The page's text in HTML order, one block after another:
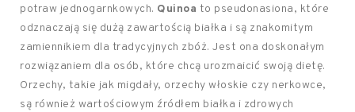
potraw jednogarnkowych. Quinoa to pseudonasiona, które
odznaczają się dużą zawartością białka i są znakomitym
zamiennikiem dla tradycyjnych zbóż. Jest ona doskonałym
rozwiązaniem dla osób, które chcą urozmaicić swoją dietę.
Orzechy, takie jak migdały, orzechy włoskie czy nerkowce,
są również wartościowym źródłem białka i zdrowych